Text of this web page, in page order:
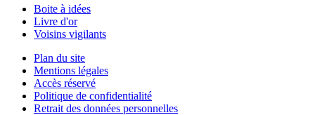
Boite à idées
Livre d'or
Voisins vigilants
Plan du site
Mentions légales
Accès réservé
Politique de confidentialité
Retrait des données personnelles